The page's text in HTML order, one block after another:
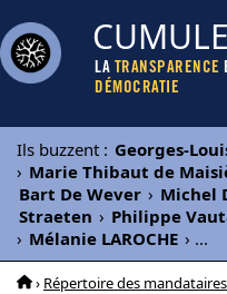
LA TRANSPARENCE
DÉMOCRATIE
Ils buzzent : Georges-
› Marie Thibaut de
Bart De Wever › Michel
Straeten › Philippe
› Mélanie LAROCHE › ...
› Répertoire des mandataires